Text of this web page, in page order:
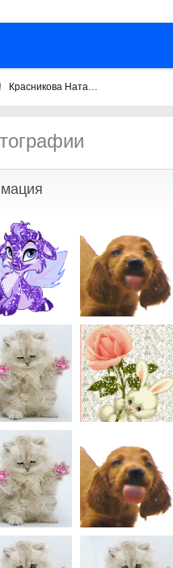
Красникова Наталья Николаевна 8 982 417 7969